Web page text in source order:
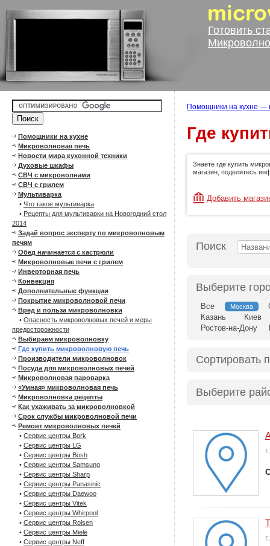
Готовить
Помощники на кухне
Микроволновая печь
Новости мира кухонной техники
Духовые шкафы
СВЧ с микроволнами
СВЧ с грилем
Мультиварка
• Что такое мультиварка
• Рецепты для мультиварки на Новогодний стол
2014
Задай вопрос эксперту по микроволновым
печям
Обед начинается с кастрюли
Микроволновые печи с грилем
Инверторная печь
Конвекция
Дополнительные функции
Покрытие микроволновой печи
Вред и польза микроволновки
• Опасность микроволновых печей и меры
предосторожности
Выбираем микроволновку
Где купить микроволновую печь
Производители микроволновок
Посуда для микроволновых печей
Микроволновая пароварка
«Умная» микроволновая печь
Микроволновка рецепты
Как ухаживать за микроволновкой
Срок службы микроволновой печи
Ремонт микроволновых печей
• Сервис центры Bork
• Сервис центры LG
• Сервис центры Bosh
• Сервис центры Samsung
• Сервис центры Sharp
• Сервис центры Panasinic
• Сервис центры Daewoo
• Сервис центры Vitek
• Сервис центры Whirpool
• Сервис центры Rolsen
• Сервис центры Miele
• Сервис центры Neff
Помощники на кухне —
Где
Знаете где купить
магазин, поделитесь
Добавить
Поиск
Выберите
Все Москва
Казань
Киев
Ростов-на-Дону
Сортировать
Выберите